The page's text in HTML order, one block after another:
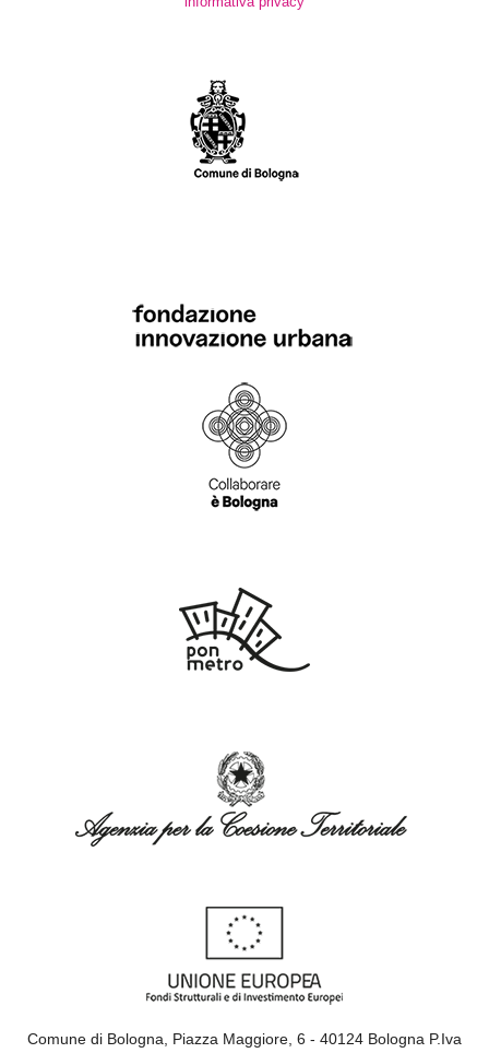
Comune di Bologna, Piazza Maggiore, 6 - 40124 Bologna P.Iva